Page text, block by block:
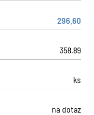
296,60
358,89
ks
na dotaz